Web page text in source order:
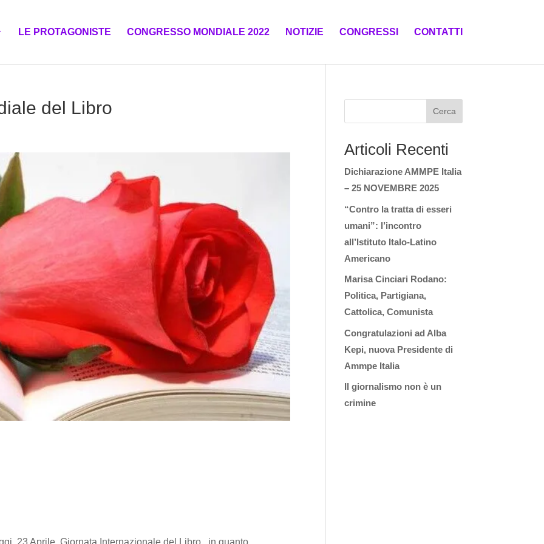
LE PROTAGONISTE CONGRESSO MONDIALE 2022 NOTIZIE CONGRESSI CONTATTI
del Libro
23 Aprile, Giornata Internazionale del Libro, in quanto
Cerca
Articoli Recenti
Dichiarazione AMMPE Italia
– 25 NOVEMBRE 2025
“Contro la tratta di esseri
umani”: l’incontro
all’Istituto Italo-Latino
Americano
Marisa Cinciari Rodano:
Politica, Partigiana,
Cattolica, Comunista
Congratulazioni ad Alba
Kepi, nuova Presidente di
Ammpe Italia
Il giornalismo non è un
crimine